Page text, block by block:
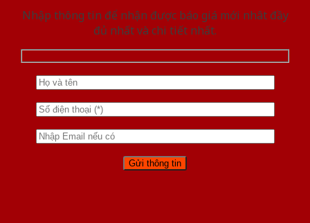
Nhập thông tin để nhận được báo giá mới nhât đầy
đủ nhất và chi tiết nhất.